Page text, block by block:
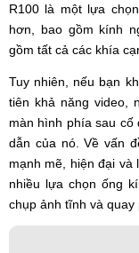
R100 là một lựa
hơn, bao gồm kính
gồm tất cả các khía
Tuy nhiên, nếu bạn
tiên khả năng video,
màn hình phía sau cố
dẫn của nó. Về vấn
mạnh mẽ, hiện đại và
nhiều lựa chọn ống
chụp ảnh tĩnh và quay